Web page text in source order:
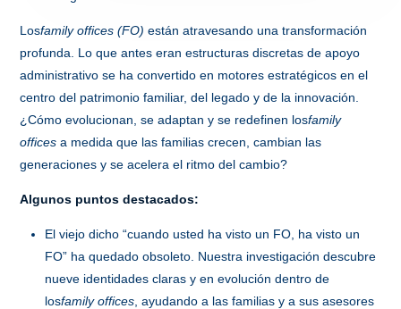
Losfamily offices (FO) están atravesando una transformación
profunda. Lo que antes eran estructuras discretas de apoyo
administrativo se ha convertido en motores estratégicos en el
centro del patrimonio familiar, del legado y de la innovación.
¿Cómo evolucionan, se adaptan y se redefinen losfamily
offices a medida que las familias crecen, cambian las
generaciones y se acelera el ritmo del cambio?
Algunos puntos destacados:
El viejo dicho “cuando usted ha visto un FO, ha visto un
FO” ha quedado obsoleto. Nuestra investigación descubre
nueve identidades claras y en evolución dentro de
losfamily offices , ayudando a las familias y a sus asesores